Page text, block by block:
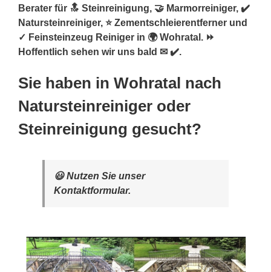
Berater für 🔝 Steinreinigung, 🤝 Marmorreiniger, ✔️
Natursteinreiniger, ⭐ Zementschleierentferner und
✓ Feinsteinzeug Reiniger in 🌍 Wohratal. ⏩
Hoffentlich sehen wir uns bald ✉ ✔️.
Sie haben in Wohratal nach
Natursteinreiniger oder
Steinreinigung gesucht?
😃 Nutzen Sie unser
Kontaktformular.